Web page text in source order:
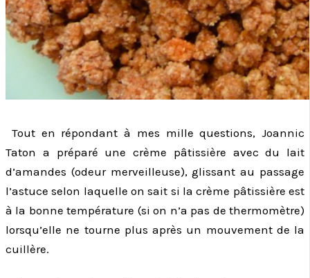
Tout en répondant à mes mille questions, Joannic
Taton a préparé une crème pâtissière avec du lait
d’amandes (odeur merveilleuse), glissant au passage
l’astuce selon laquelle on sait si la crème pâtissière est
à la bonne température (si on n’a pas de thermomètre)
lorsqu’elle ne tourne plus après un mouvement de la
cuillère.